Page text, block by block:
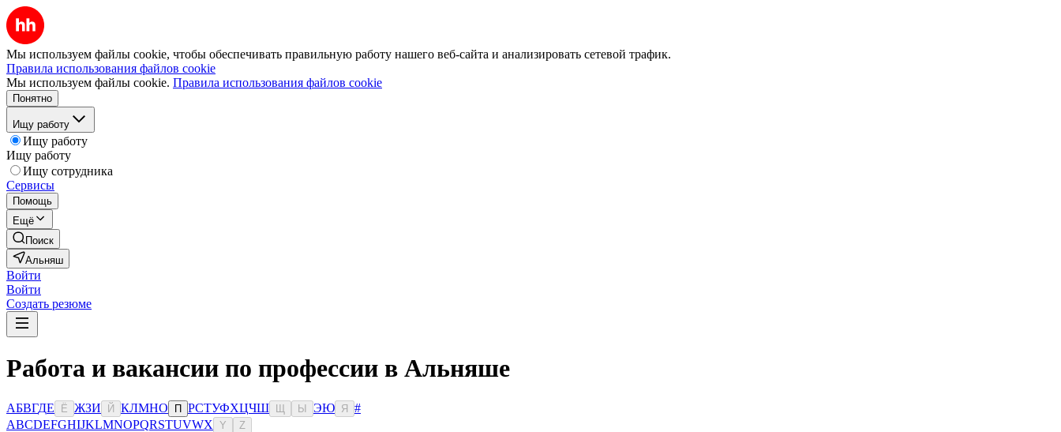
Мы используем файлы cookie, чтобы обеспечивать правильную работу нашего веб-сайта и анализировать сетевой трафик.
Правила использования файлов cookie
Мы используем файлы cookie. Правила использования файлов cookie
Понятно
Ищу работу
Ищу работу
Ищу работу
Ищу сотрудника
Сервисы
Помощь
Ещё
Поиск
Альняш
Войти
Войти
Создать резюме
Работа и вакансии по профессии в Альняше
АБВГДЕ Ё ЖЗИ Й КЛМНО П РСТУФХЦЧШ Ы ЭЮ Я
#
ABCDEFGHIJKLMNOPQRSTUVWX Y Z